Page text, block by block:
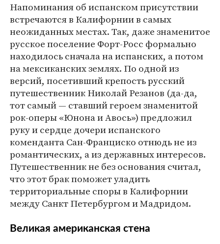
Напоминания об испанском присутствии
встречаются в Калифорнии в самых
неожиданных местах. Так, даже знаменитое
русское поселение Форт-Росс формально
находилось сначала на испанских, а потом
на мексиканских землях. По одной из
версий, посетивший крепость русский
путешественник Николай Резанов (да-да,
тот самый — ставший героем знаменитой
рок-оперы «Юнона и Авось») предложил
руку и сердце дочери испанского
коменданта Сан-Франциско отнюдь не из
романтических, а из державных интересов.
Путешественник не без основания считал,
что этот брак поможет уладить
территориальные споры в Калифорнии
между Санкт Петербургом и Мадридом.
Великая американская стена